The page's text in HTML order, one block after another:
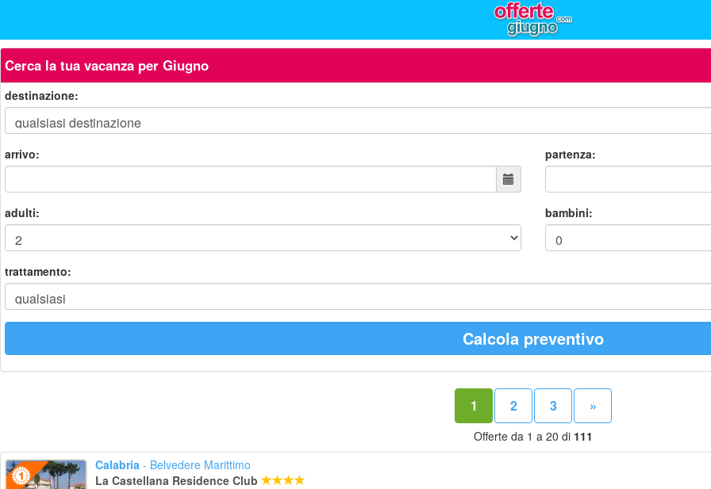
Cerca la tua vacanza per Giugno
destinazione:
arrivo: partenza:
adulti: bambini:
trattamento:
Calcola preventivo
1 2 3 »
Offerte da 1 a 20 di 111
Calabria - Belvedere Marittimo
La Castellana Residence Club